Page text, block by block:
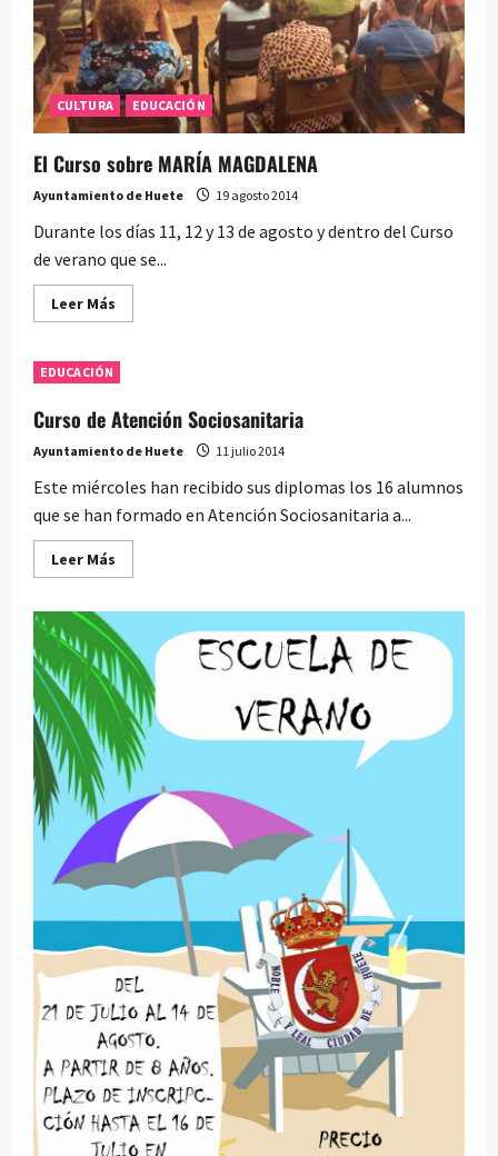
CULTURA EDUCACIÓN
El Curso sobre MARÍA MAGDALENA
Ayuntamiento de Huete 19 agosto 2014
Durante los días 11, 12 y 13 de agosto y dentro del Curso
de verano que se...
Leer Más
más
El
Curso
MARÍA
MAGDALENA
EDUCACIÓN
Curso de Atención Sociosanitaria
Ayuntamiento de Huete 11 julio 2014
Este miércoles han recibido sus diplomas los 16 alumnos
que se han formado en Atención Sociosanitaria a...
Leer Más
más
de
Atención
Sociosanitaria